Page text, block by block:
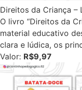
Direitos da Criança –
O livro “Direitos da
material educativo
clara e lúdica, os
Valor: R$9,97